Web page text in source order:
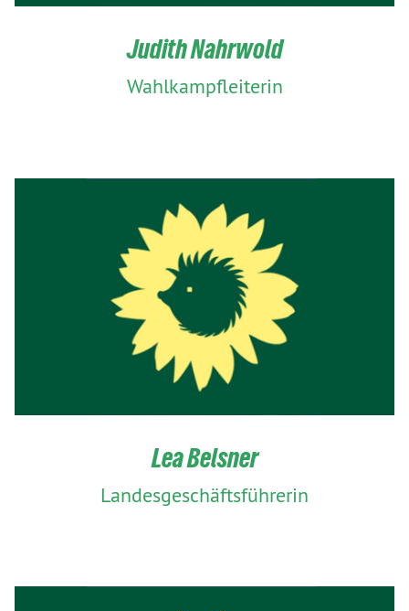
Judith Nahrwold
Wahlkampfleiterin
Lea Belsner
Landesgeschäftsführerin